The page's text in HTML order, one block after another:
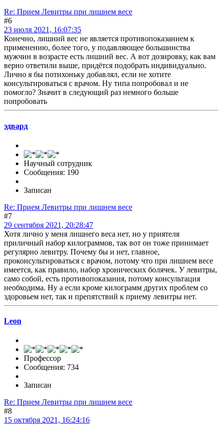
Re: Прием Левитры при лишнем весе
#6
23 июля 2021, 16:07:35
Конечно, лишний вес не является противопоказанием к
применению, более того, у подавляющее большинства
мужчин в возрасте есть лишний вес. А вот дозировку, как вам
верно ответили выше, придётся подобрать индивидуально.
Лично я бы потихоньку добавлял, если не хотите
консультироваться с врачом. Ну типа попробовал и не
помогло? Значит в следующий раз немного больше
попробовать
эдвард
Научный сотрудник
Сообщения: 190
Записан
Re: Прием Левитры при лишнем весе
#7
29 сентября 2021, 20:28:47
Хотя лично у меня лишнего веса нет, но у приятеля
приличный набор килограммов, так вот он тоже принимает
регулярно левитру. Почему бы и нет, главное,
проконсультироваться с врачом, потому что при лишнем весе
имеется, как правило, набор хронических болячек. У левитры,
само собой, есть противопоказания, потому консультация
необходима. Ну а если кроме килограмм других проблем со
здоровьем нет, так и препятствий к приему левитры нет.
Leon
Профессор
Сообщения: 734
Записан
Re: Прием Левитры при лишнем весе
#8
15 октября 2021, 16:24:16